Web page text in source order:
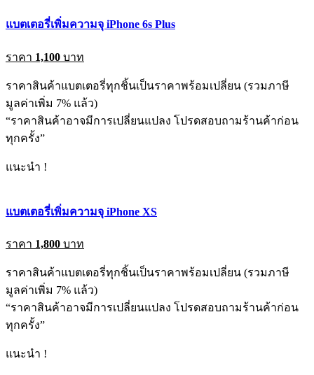
แบตเตอรี่เพิ่มความจุ iPhone 6s Plus
ราคา 1,100 บาท
ราคาสินค้าแบตเตอรี่ทุกชิ้นเป็นราคาพร้อมเปลี่ยน (รวมภาษี
มูลค่าเพิ่ม 7% แล้ว)
“ราคาสินค้าอาจมีการเปลี่ยนแปลง โปรดสอบถามร้านค้าก่อน
ทุกครั้ง”
แนะนำ !
แบตเตอรี่เพิ่มความจุ iPhone XS
ราคา 1,800 บาท
ราคาสินค้าแบตเตอรี่ทุกชิ้นเป็นราคาพร้อมเปลี่ยน (รวมภาษี
มูลค่าเพิ่ม 7% แล้ว)
“ราคาสินค้าอาจมีการเปลี่ยนแปลง โปรดสอบถามร้านค้าก่อน
ทุกครั้ง”
แนะนำ !